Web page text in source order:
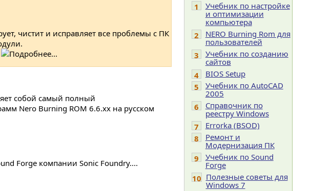
чистит и исправляет все проблемы с ПК
собой самый полный
Nero Burning ROM 6.6.xx на русском
Forge компании Sonic Foundry....
1
Учебник по настройке
и оптимизации
компьютера
2
NERO Burning Rom для
пользователей
3
Учебник по созданию
сайтов
4
BIOS Setup
5
Учебник по AutoCAD
2005
6
Справочник по
реестру Windows
7
Errorka (BSOD)
8
Ремонт и
Модернизация ПК
9
Учебник по Sound
Forge
10 Полезные советы для
Windows 7